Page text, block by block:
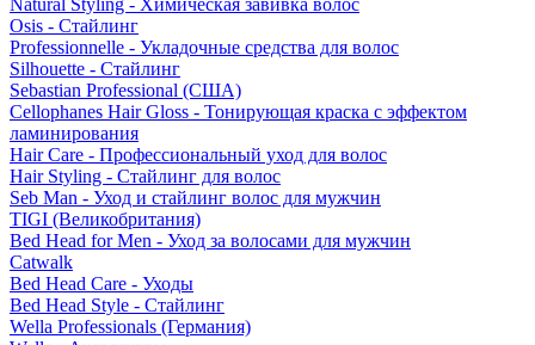
Natural Styling - Химическая завивка волос
Osis - Стайлинг
Professionnelle - Укладочные средства для волос
Silhouette - Стайлинг
Sebastian Professional (США)
Cellophanes Hair Gloss - Тонирующая краска с эффектом
ламинирования
Hair Care - Профессиональный уход для волос
Hair Styling - Стайлинг для волос
Seb Man - Уход и стайлинг волос для мужчин
TIGI (Великобритания)
Bed Head for Men - Уход за волосами для мужчин
Catwalk
Bed Head Care - Уходы
Bed Head Style - Стайлинг
Wella Professionals (Германия)